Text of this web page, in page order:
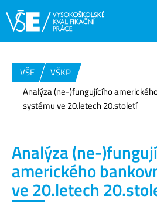
VŠE
VŠKP
Analýza (ne-)fungujícího
systému ve 20.letech 20.století
Analýza (ne-
amerického
ve 20.letech